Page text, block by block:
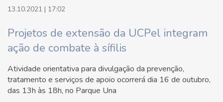
13.10.2021 | 17:02
Projetos de extensão da UCPel integram
ação de combate à sífilis
Atividade orientativa para divulgação da prevenção,
tratamento e serviços de apoio ocorrerá dia 16 de outubro,
das 13h às 18h, no Parque Una